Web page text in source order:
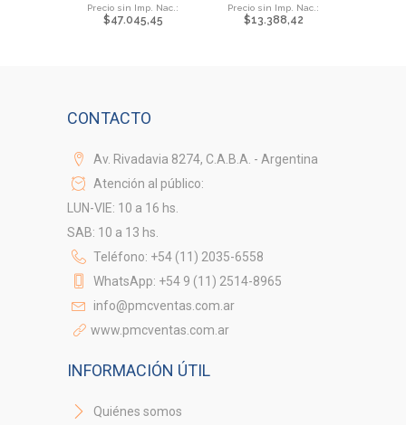
$47.045,45 $13.388,42
CONTACTO
Av. Rivadavia 8274, C.A.B.A. - Argentina
Atención al público:
LUN-VIE: 10 a 16 hs.
SAB: 10 a 13 hs.
Teléfono: +54 (11) 2035-6558
WhatsApp: +54 9 (11) 2514-8965
info@pmcventas.com.ar
www.pmcventas.com.ar
INFORMACIÓN ÚTIL
Quiénes somos